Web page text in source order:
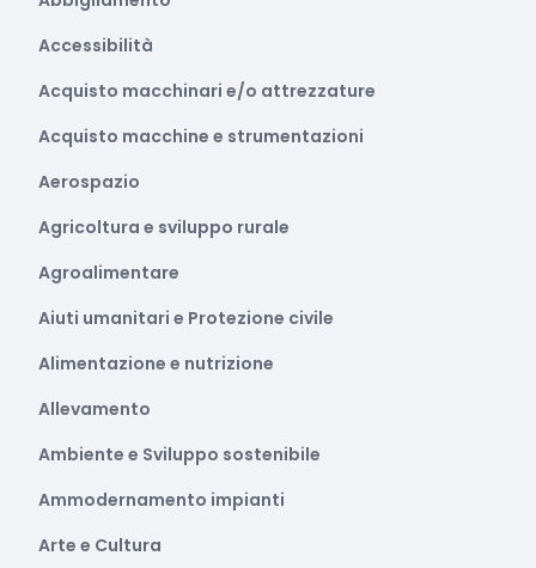
Accessibilità
Acquisto macchinari e/o attrezzature
Acquisto macchine e strumentazioni
Aerospazio
Agricoltura e sviluppo rurale
Agroalimentare
Aiuti umanitari e Protezione civile
Alimentazione e nutrizione
Allevamento
Ambiente e Sviluppo sostenibile
Ammodernamento impianti
Arte e Cultura